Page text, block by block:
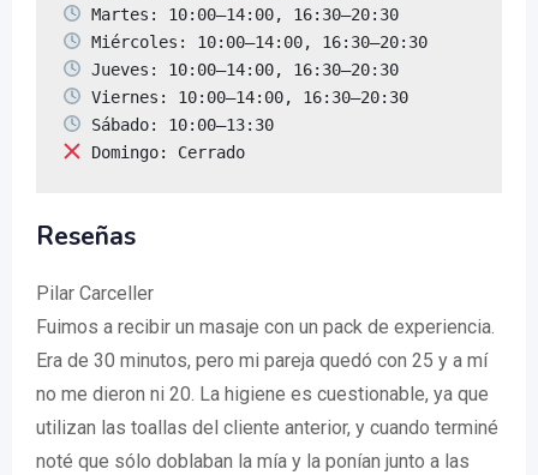
Domingo: Cerrado
Reseñas
Pilar Carceller
Fuimos a recibir un masaje con un pack de experiencia.
Era de 30 minutos, pero mi pareja quedó con 25 y a mí
no me dieron ni 20. La higiene es cuestionable, ya que
utilizan las toallas del cliente anterior, y cuando terminé
noté que sólo doblaban la mía y la ponían junto a las